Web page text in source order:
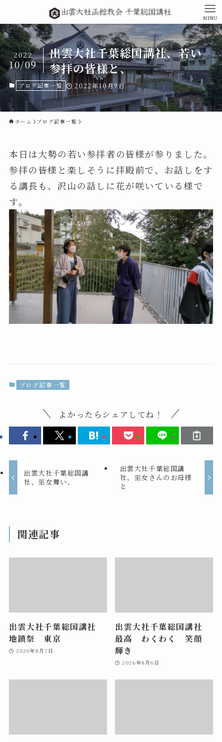
MENU
出雲大社千葉総国講社、若い
参拝の皆様と、
2022
10/09
ブログ記事一覧 2022年10月9日
ホーム ブログ記事一覧
本日は大勢の若い参拝者の皆様が参りました。
参拝の皆様と楽しそうに拝殿前で、お話しをす
る講長も、沢山の話しに花が咲いている様で
す。
ブログ記事一覧
よかったらシェアしてね！
出雲大社千葉総国講
社、巫女舞い、
出雲大社千葉総国講
社、巫女さんのお母様
と
関連記事
出雲大社千葉総国講社
地鎮祭 東京
2026年8月7日
出雲大社千葉総国講社
最高 わくわく 笑顔
輝き
2026年8月6日